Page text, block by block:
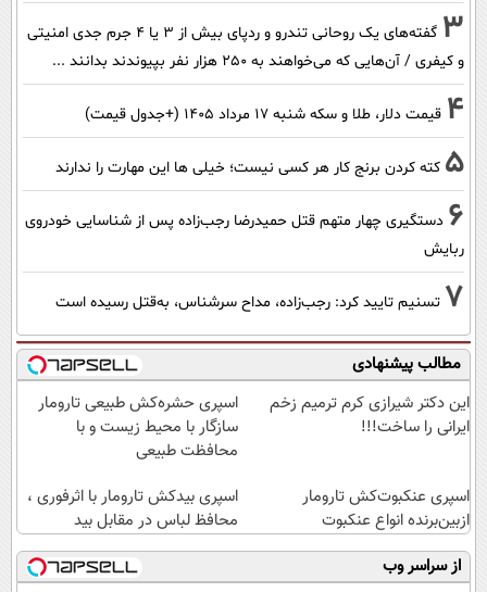
3
گفته‌های یک روحانی تندرو و ردپای بیش از ۳ یا ۴ جرم جدی امنیتی
و کیفری / آن‌هایی که می‌خواهند به ۲۵۰ هزار نفر بپیوندند بدانند ...
4 قیمت دلار، طلا و سکه شنبه ۱۷ مرداد ۱۴۰۵ (+جدول قیمت)
5 کته کردن برنج کار هر کسی نیست؛ خیلی ها این مهارت را ندارند
6 دستگیری چهار متهم قتل حمیدرضا رجب‌زاده پس از شناسایی خودروی
ربایش
7 تسنیم تایید کرد: رجب‌زاده، مداح سرشناس، به‌قتل رسیده است
مطالب پیشنهادی
این دکتر شیرازی کرم ترمیم زخم
ایرانی را ساخت!!!
اسپری حشره‌کش طبیعی تارومار
سازگار با محیط زیست و با
محافظت طبیعی
اسپری عنکبوت‌‌کش تارومار
ازبین‌برنده انواع عنکبوت
اسپری بیدکش تارومار با اثرفوری ،
محافظ لباس در مقابل بید
از سراسر وب